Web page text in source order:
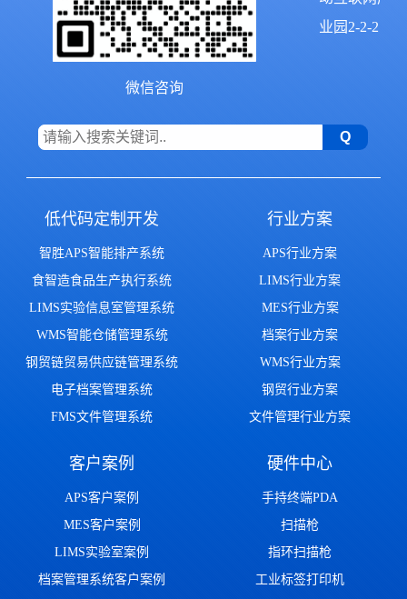
微信咨询
业园2-2-2
低代码定制开发
智胜APS智能排产系统
食智造食品生产执行系统
LIMS实验信息室管理系统
WMS智能仓储管理系统
钢贸链贸易供应链管理系统
电子档案管理系统
FMS文件管理系统
行业方案
APS行业方案
LIMS行业方案
MES行业方案
档案行业方案
WMS行业方案
钢贸行业方案
文件管理行业方案
客户案例
APS客户案例
MES客户案例
LIMS实验室案例
档案管理系统客户案例
硬件中心
手持终端PDA
扫描枪
指环扫描枪
工业标签打印机